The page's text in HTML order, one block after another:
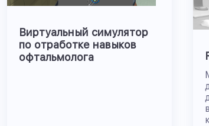
Виртуальный симулятор
по отработке навыков
офтальмолога